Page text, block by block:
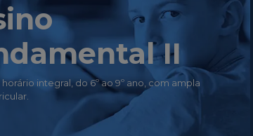
II
horário integral, do 6º ao 9º ano, com ampla